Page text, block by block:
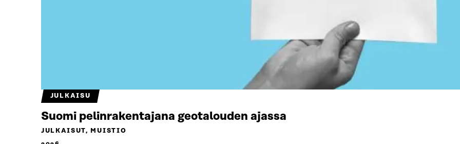
JULKAISU
Suomi pelinrakentajana geotalouden ajassa
JULKAISUT, MUISTIO